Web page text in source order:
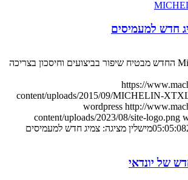
חדש למעמיסים
Michelin XTXL E4/L4 החדש מבטיח שיפור בביצועים וחיסכון בצריכה
https://
content/uploads/2015/09/MICHELIN-
wordpress http://
content/uploads/2023/08/site-logo.png
05:05:08מישלין מציגה: צמיג חדש למעמיסים
של יונדאי